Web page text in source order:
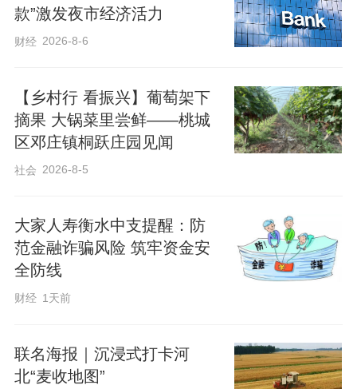
款”激发夜市经济活力
财经 2026-8-6
【乡村行 看振兴】葡萄架下
摘果 大锅菜里尝鲜——桃城
区邓庄镇桐跃庄园见闻
社会 2026-8-5
大家人寿衡水中支提醒：防
范金融诈骗风险 筑牢资金安
全防线
财经 1天前
联名海报｜沉浸式打卡河
北“麦收地图”